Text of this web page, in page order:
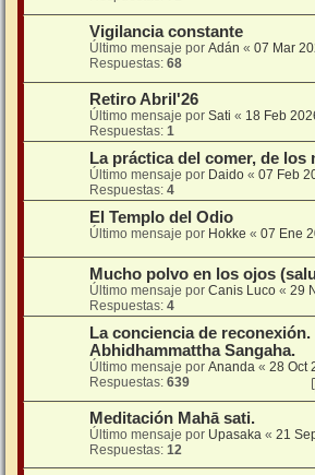
Vigilancia constante
Último mensaje por Adán « 07 Mar
Respuestas: 68
Retiro Abril'26
Último mensaje por Sati « 18 Feb
Respuestas: 1
La práctica del comer, de los
Último mensaje por Daido « 07 Feb
Respuestas: 4
El Templo del Odio
Último mensaje por Hokke « 07 Ene
Mucho polvo en los ojos
Último mensaje por Canis Luco « 29
Respuestas: 4
La conciencia de reconexión.
Abhidhammattha Sangaha.
Último mensaje por Ananda « 28 Oct
Respuestas: 639
Meditación Mahā sati.
Último mensaje por Upasaka « 21
Respuestas: 12